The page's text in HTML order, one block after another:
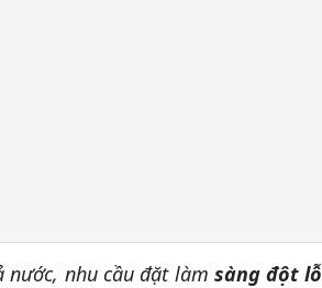
nước, nhu cầu đặt làm sàng đột lỗ